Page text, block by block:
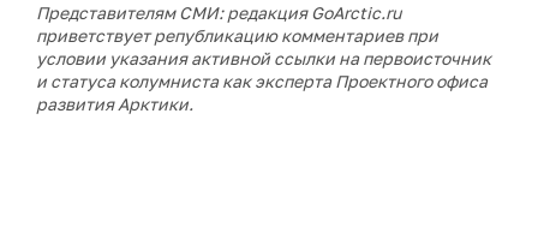
Представителям СМИ: редакция GoArctic.ru
приветствует републикацию комментариев при
условии указания активной ссылки на первоисточник
и статуса колумниста как эксперта Проектного офиса
развития Арктики.